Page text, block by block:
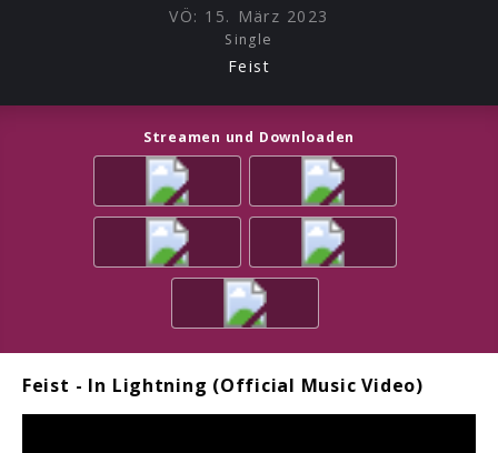
VÖ: 15. März 2023
Single
Feist
Streamen und Downloaden
Feist - In Lightning (Official Music Video)